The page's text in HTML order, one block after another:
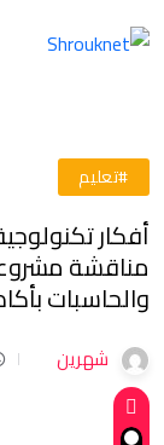
#تعليم
أفكار
مناقشة
والحاسبات
شهرين